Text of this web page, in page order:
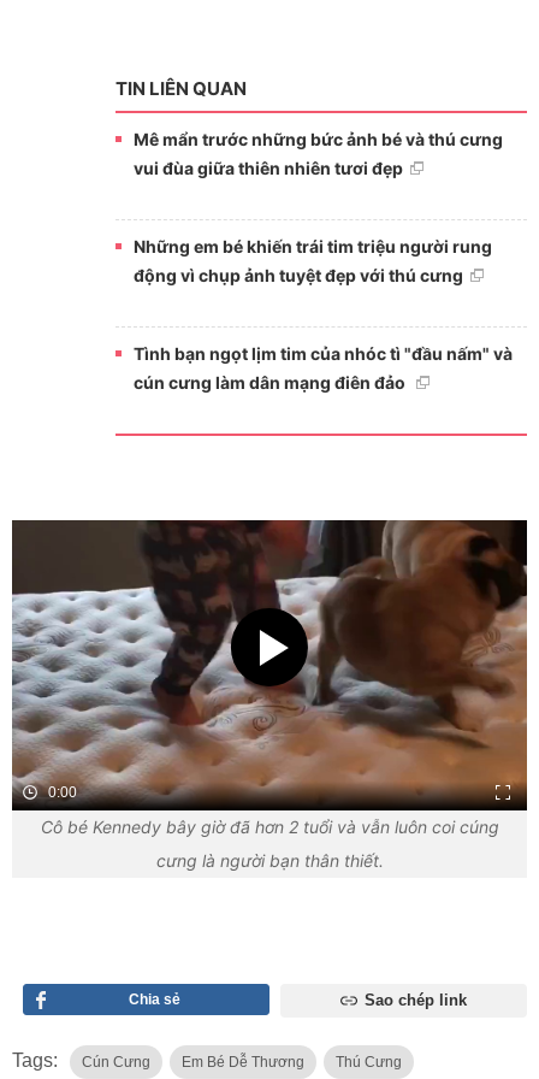
TIN LIÊN QUAN
Mê mẩn trước những bức ảnh bé và thú cưng
vui đùa giữa thiên nhiên tươi đẹp
Những em bé khiến trái tim triệu người rung
động vì chụp ảnh tuyệt đẹp với thú cưng
Tình bạn ngọt lịm tim của nhóc tì "đầu nấm" và
cún cưng làm dân mạng điên đảo
0:00
Cô bé Kennedy bây giờ đã hơn 2 tuổi và vẫn luôn coi cúng
cưng là người bạn thân thiết.
Chia sẻ Sao chép link
Tags: Cún Cưng Em Bé Dễ Thương Thú Cưng